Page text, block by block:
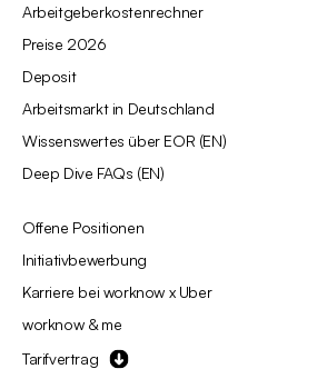
Arbeitgeberkostenrechner
Preise 2026
Deposit
Arbeitsmarkt in Deutschland
Wissenswertes über EOR (EN)
Deep Dive FAQs (EN)
Offene Positionen
Initiativbewerbung
Karriere bei worknow x Uber
worknow & me
Tarifvertrag